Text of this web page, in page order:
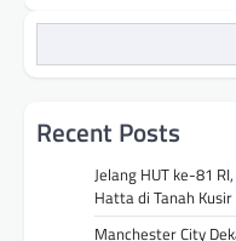
Recent Posts
Jelang HUT ke-81
Hatta di Tanah Kusir
Manchester City